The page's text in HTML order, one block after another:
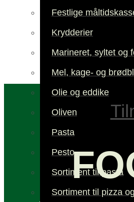
Festlige
Krydderier
Marineret, syltet og
Mel, kage- og
Olie og eddike
Oliven
Pasta
Pesto
Sortiment til pasta
Sortiment til pizza